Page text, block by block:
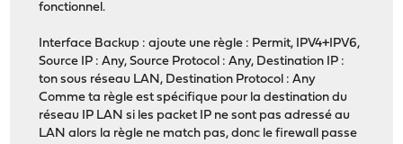
fonctionnel.
Interface Backup : ajoute une règle : Permit, IPV4+IPV6,
Source IP : Any, Source Protocol : Any, Destination IP :
ton sous réseau LAN, Destination Protocol : Any
Comme ta règle est spécifique pour la destination du
réseau IP LAN si les packet IP ne sont pas adressé au
LAN alors la règle ne match pas, donc le firewall passe